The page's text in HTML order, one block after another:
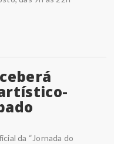
da “Jornada do